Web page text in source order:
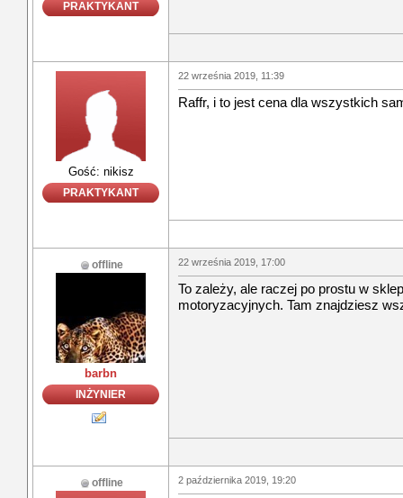
PRAKTYKANT
Gość: nikisz
PRAKTYKANT
22 września 2019, 11:39
Raffr, i to jest cena dla wszystkich
offline
barbn
INŻYNIER
22 września 2019, 17:00
To zależy, ale raczej po prostu w
motoryzacyjnych. Tam znajdziesz
offline 2 października 2019, 19:20